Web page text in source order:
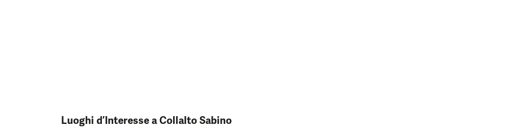
Luoghi d’Interesse a Collalto Sabino